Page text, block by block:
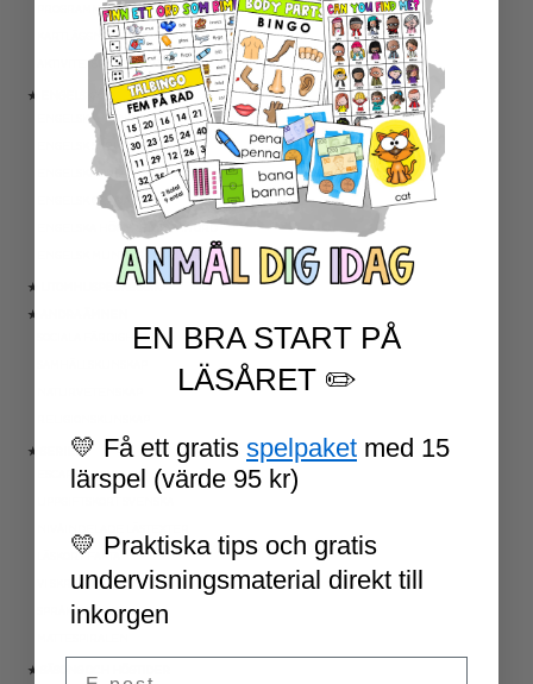
PROGRAMMERING
KARTLÄGGNING MATEMATIK
AKTIVITETSPAKET MATEMATIK
★ ENGELSKA
ENGELSKA LÄSNING
ENGELSK SKRIVNING
ENGELSKA ORD- OCH BEGREPP
ENGELSK GRAMATIK
ENGELSKA HÖGFREKVENTA ORD
ENGELSK MUNTLIGA FÄRDIGHET
★ UTOMHUSPEDAGOGIK
★ ANDRA ÄMNEN
SOCIALA FÄRDIGHETER
★ SERIER
ESCAPE ROOMS
LÄSKORT FAKTA
VI SKRIVER
SPRÅKSPIRALEN
★ SÄSONG OCH HÖGTIDER
EN BRA START PÅ
LÄSÅRET ✏️
💛 Få ett gratis spelpaket med 15
lärspel (värde 95 kr)
💛 Praktiska tips och gratis
undervisningsmaterial direkt till
inkorgen